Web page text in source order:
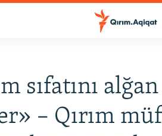
sıfatını
– Qırım